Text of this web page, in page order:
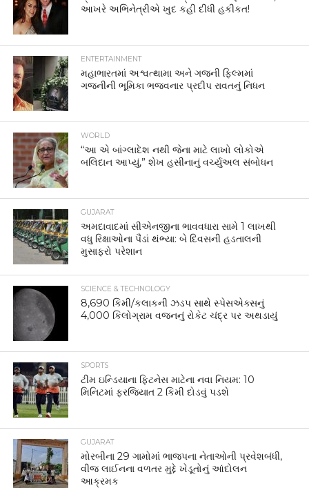
આખરે અભિનેત્રીએ ખુદ કહી દીધી હકીકત!
ENTERTAINMENT
મહાભારતમાં અશ્વત્થામા અને ગજની ફિલ્મમાં
ગજનીની ભૂમિકા ભજવનાર પ્રદીપ રાવતનું નિધન
WORLD
“આ એ બાંગ્લાદેશ નથી જેના માટે લાખો લોકોએ
બલિદાન આપ્યું,” શેખ હસીનાનું વર્ચ્યુઅલ સંબોધન
GUJARAT
અમદાવાદમાં સીએનજીના ભાવવધારા સામે 1 લાખથી
વધુ રિક્ષાઓના પૈડાં થંભ્યા: બે દિવસની હડતાલની
મુસાફરો પરેશાન
SCIENCE & TECHNOLOGY
8,690 કિમી/કલાકની ઝડપ સાથે સ્પેસએક્સનું
4,000 કિલોગ્રામ વજનનું રોકેટ ચંદ્ર પર અથડાયું
SPORTS
ટીમ ઇન્ડિયાના ફિટનેસ માટેના નવા નિયમ: 10
મિનિટમાં ફરજિયાત 2 કિમી દોડવું પડશે
GUJARAT
મોરબીના 29 ગામોમાં ભાજપના નેતાઓની પ્રવેશબંધી,
વીજ લાઈનના વળતર મુદ્દે ખેડૂતોનું આંદોલન
આક્રમક